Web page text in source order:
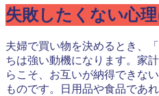
失敗したくない心
夫婦で買い物を決めるとき、
ちは強い動機になります。家
らこそ、お互いが納得できな
ものです。日用品や食品であ